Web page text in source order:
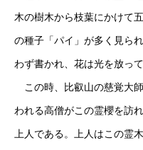
木の樹木から枝葉にかけて
の種子「パイ」が多く見ら
わず書かれ、花は光を放っ
この時、比叡山の慈覚大
われる高僧がこの霊櫻を訪
上人である。上人はこの霊